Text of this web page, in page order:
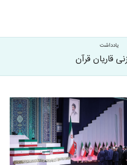
یادداشت
قاریان قرآن